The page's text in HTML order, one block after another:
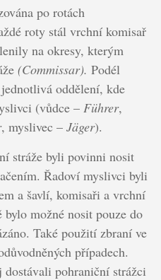
po rotách
roty stál vrchní komisař
na okresy, kterým
(Commissar). Podél
oddělení, kde
(vůdce – Führer,
, myslivec – Jäger).
stráže byli povinni nosit
Řadoví myslivci byli
a šavlí, komisaři a vrchní
možné nosit pouze do
Také použití zbraní ve
případech.
pohraniční strážci